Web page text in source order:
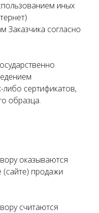
иных
согласно
либо сертификатов,
образца.
оказываются
(сайте) продажи
считаются